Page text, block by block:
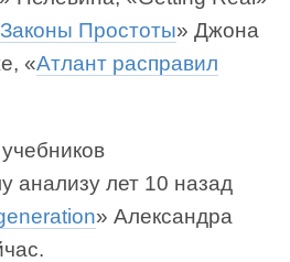
Законы Простоты» Джона
«Атлант расправил
анализу лет 10 назад
» Александра